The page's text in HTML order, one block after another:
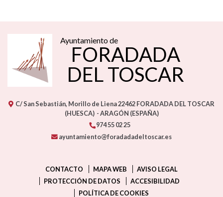
Ayuntamiento de
FORADADA
DEL TOSCAR
C/ San Sebastián, Morillo de Liena22462FORADADA DEL TOSCAR
(HUESCA) - ARAGÓN (ESPAÑA)
974 55 02 25
ayuntamiento@foradadadeltoscar.es
CONTACTO MAPA WEB
AVISO LEGAL
PROTECCIÓN DE DATOS
ACCESIBILIDAD
POLÍTICA DE COOKIES